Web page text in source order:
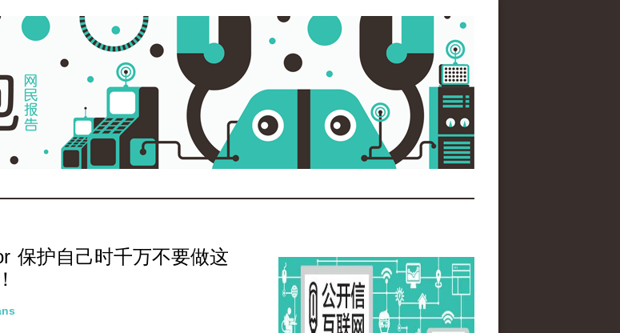
保护自己时千万不要做这